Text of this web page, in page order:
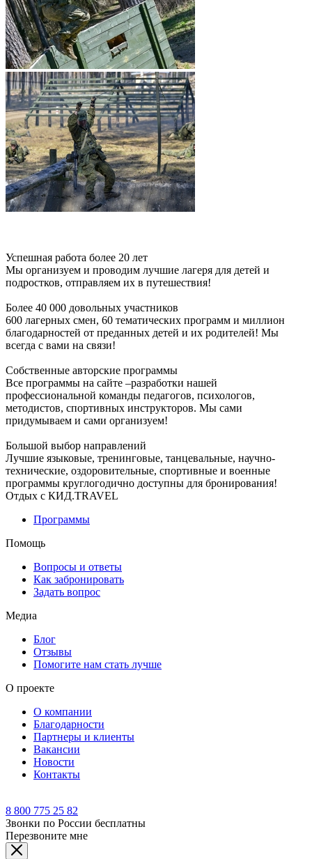
Успешная работа более 20 лет
Мы организуем и проводим лучшие лагеря для детей и
подростков, отправляем их в путешествия!
Более 40 000 довольных участников
600 лагерных смен, 60 тематических программ и миллион
благодарностей от преданных детей и их родителей! Мы
всегда с вами на связи!
Собственные авторские программы
Все программы на сайте –разработки нашей
профессиональной команды педагогов, психологов,
методистов, спортивных инструкторов. Мы сами
придумываем и сами организуем!
Большой выбор направлений
Лучшие языковые, тренинговые, танцевальные, научно-
технические, оздоровительные, спортивные и военные
программы круглогодично доступны для бронирования!
Отдых с КИД.TRAVEL
Программы
Помощь
Вопросы и ответы
Как забронировать
Задать вопрос
Медиа
Блог
Отзывы
Помогите нам стать лучше
О проекте
О компании
Благодарности
Партнеры и клиенты
Вакансии
Новости
Контакты
8 800 775 25 82
Звонки по России бесплатны
Перезвоните мне